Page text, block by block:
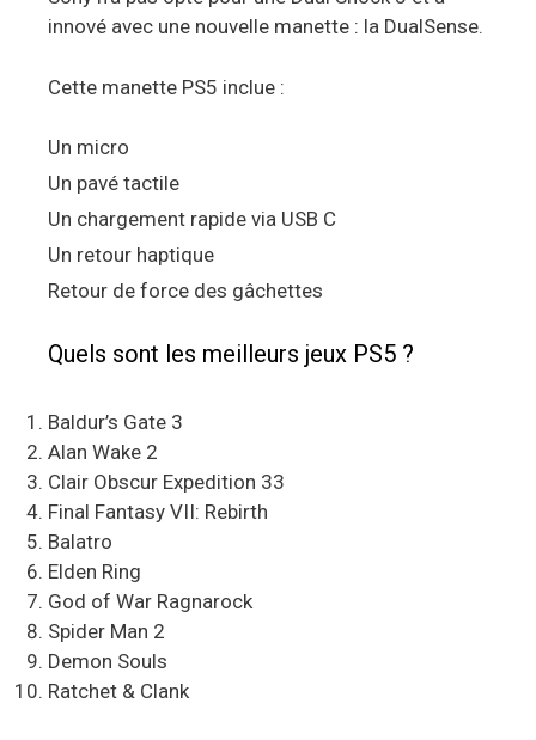
innové avec une nouvelle manette : la DualSense.
Cette manette PS5 inclue :
Un micro
Un pavé tactile
Un chargement rapide via USB C
Un retour haptique
Retour de force des gâchettes
Quels sont les meilleurs jeux PS5 ?
Baldur’s Gate 3
Alan Wake 2
Clair Obscur Expedition 33
Final Fantasy VII: Rebirth
Balatro
Elden Ring
God of War Ragnarock
Spider Man 2
Demon Souls
Ratchet & Clank